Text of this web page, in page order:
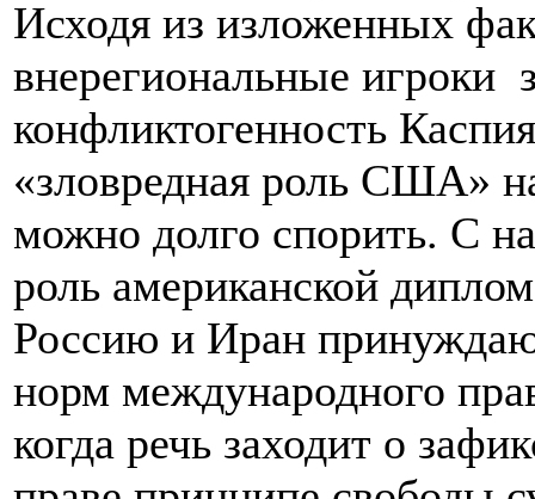
Исходя из изложенных
внерегиональные игроки
конфликтогенность
«зловредная роль США»
можно долго спорить. С
роль американской
Россию и Иран
норм международного
когда речь заходит о